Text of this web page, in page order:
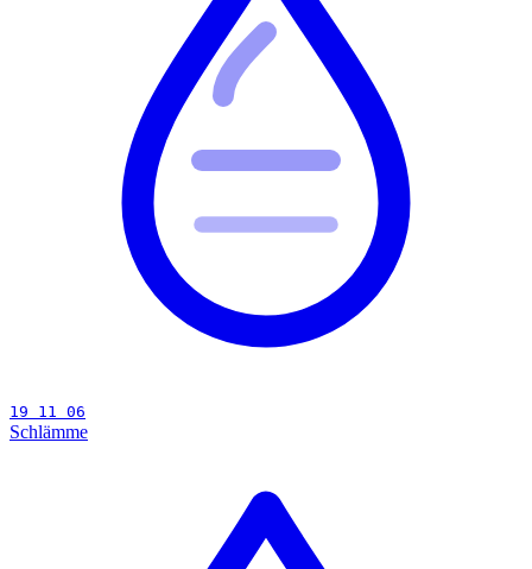
19 11 06
Schlämme